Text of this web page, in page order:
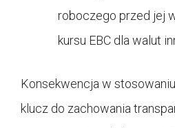
roboczego przed jej
kursu EBC dla walut
Konsekwencja w
klucz do zachowania